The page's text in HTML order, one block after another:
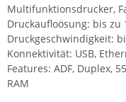
Multifunktionsdrucker,
Druckaufloösung: bis zu
Druckgeschwindigkeit:
Konnektivität: USB,
Features: ADF, Duplex,
RAM